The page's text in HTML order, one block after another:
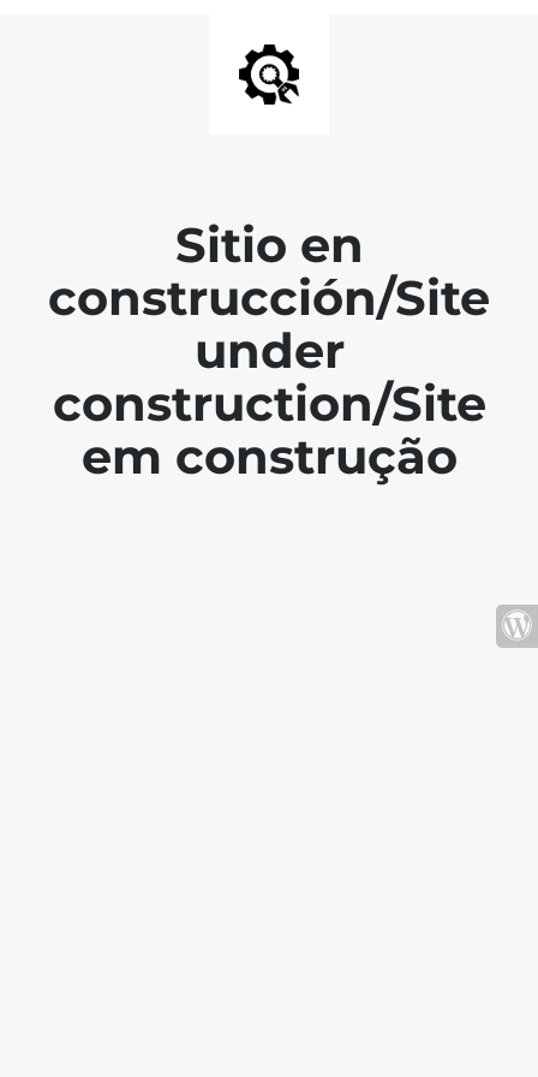
Sitio en
construcción/Site
under
construction/Site
em construção